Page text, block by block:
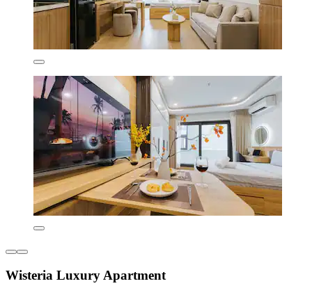
Wisteria Luxury Apartment